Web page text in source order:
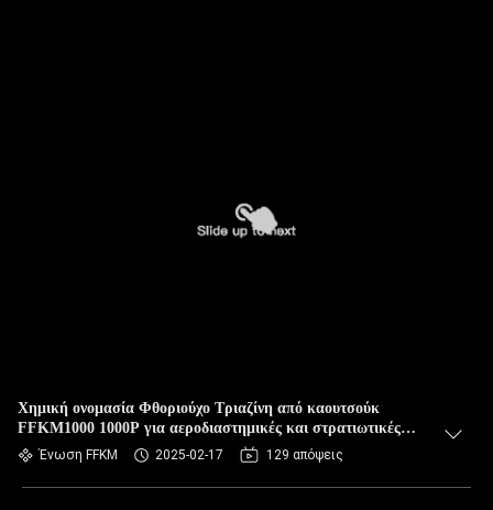
Χημική ονομασία Φθοριούχο Τριαζίνη από καουτσούκ
FFKM1000 1000P για αεροδιαστημικές και στρατιωτικές
εφαρμογές
Ένωση FFKM 2025-02-17 129 απόψεις